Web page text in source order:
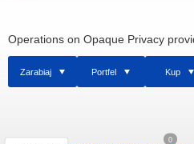
Operations on Opaque Privacy
Zarabiaj Portfel Kup
0